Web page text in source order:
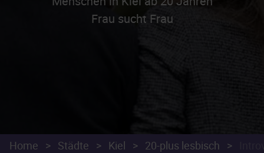
Frau sucht Frau
Home > Städte > Kiel > 20-plus lesbisch >